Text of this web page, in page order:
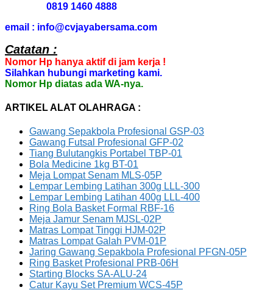
0819 1460 4888
email : info@cvjayabersama.com
Catatan :
Nomor Hp hanya aktif di jam kerja !
Silahkan hubungi marketing kami.
Nomor Hp diatas ada WA-nya.
ARTIKEL ALAT OLAHRAGA :
Gawang Sepakbola Profesional GSP-03
Gawang Futsal Profesional GFP-02
Tiang Bulutangkis Portabel TBP-01
Bola Medicine 1kg BT-01
Meja Lompat Senam MLS-05P
Lempar Lembing Latihan 300g LLL-300
Lempar Lembing Latihan 400g LLL-400
Ring Bola Basket Formal RBF-16
Meja Jamur Senam MJSL-02P
Matras Lompat Tinggi HJM-02P
Matras Lompat Galah PVM-01P
Jaring Gawang Sepakbola Profesional PFGN-05P
Ring Basket Profesional PRB-06H
Starting Blocks SA-ALU-24
Catur Kayu Set Premium WCS-45P